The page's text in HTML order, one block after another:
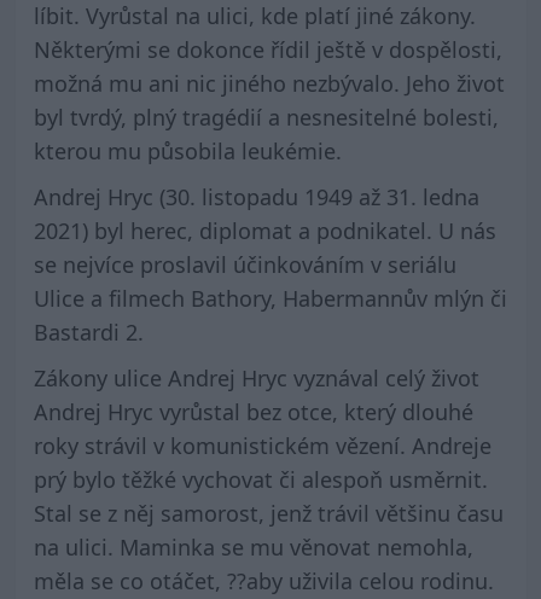
líbit. Vyrůstal na ulici, kde platí jiné zákony.
Některými se dokonce řídil ještě v dospělosti,
možná mu ani nic jiného nezbývalo. Jeho život
byl tvrdý, plný tragédií a nesnesitelné bolesti,
kterou mu působila leukémie.
Andrej Hryc (30. listopadu 1949 až 31. ledna
2021) byl herec, diplomat a podnikatel. U nás
se nejvíce proslavil účinkováním v seriálu
Ulice a filmech Bathory, Habermannův mlýn či
Bastardi 2.
Zákony ulice Andrej Hryc vyznával celý život
Andrej Hryc vyrůstal bez otce, který dlouhé
roky strávil v komunistickém vězení. Andreje
prý bylo těžké vychovat či alespoň usměrnit.
Stal se z něj samorost, jenž trávil většinu času
na ulici. Maminka se mu věnovat nemohla,
měla se co otáčet, ??aby uživila celou rodinu.